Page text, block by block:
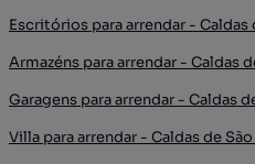
Escritórios para arrendar -
Armazéns para arrendar - Caldas
Garagens para arrendar - Caldas
Villa para arrendar - Caldas de